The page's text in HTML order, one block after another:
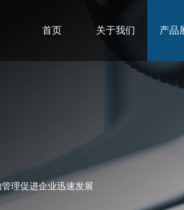
首页 关于我们 产品
理促进企业迅速发展